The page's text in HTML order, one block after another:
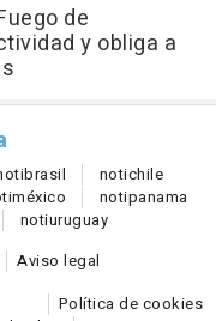
de
y obliga a
brasil notichile
méxico notipanama
notiuruguay
Aviso legal
Política de cookies